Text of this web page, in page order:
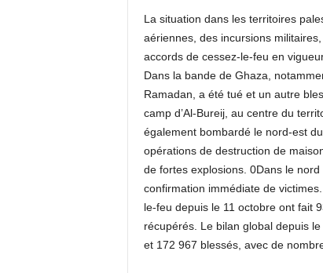
La situation dans les territoires
aériennes, des incursions
accords de cessez-le-feu en
Dans la bande de Ghaza,
Ramadan, a été tué et un autre
camp d’Al-Bureij, au centre du
également bombardé le nord-est
opérations de destruction de
de fortes explosions. 0Dans le
confirmation immédiate de
le-feu depuis le 11 octobre ont fait
récupérés. Le bilan global depuis
et 172 967 blessés, avec de